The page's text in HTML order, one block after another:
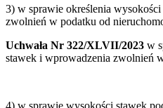
3) w sprawie określenia
zwolnień w podatku od
Uchwała Nr 322/XLVII/2023 w
stawek i wprowadzenia zwolnień